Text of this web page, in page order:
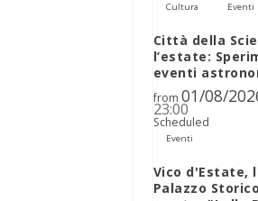
Cultura Eventi
Città della
l’estate:
eventi
from 01/08/
23:00
Scheduled
Eventi
Vico d'Estate,
Palazzo